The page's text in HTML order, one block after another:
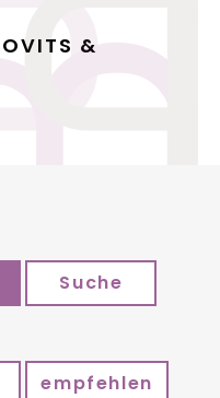
&
Suche
empfehlen